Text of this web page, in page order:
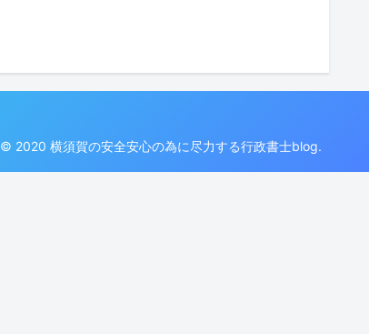
© 2020 横須賀の安全安心の為に尽力する行政書士blog.